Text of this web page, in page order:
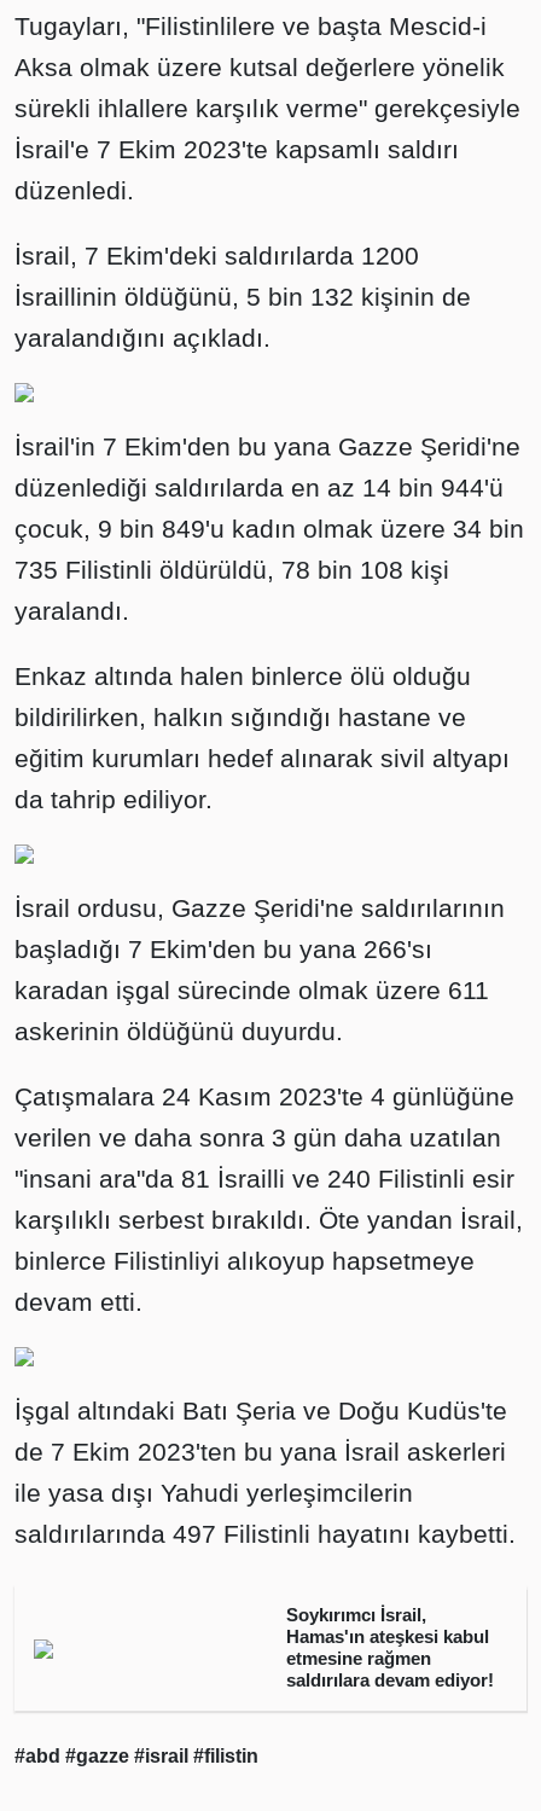
Tugayları, "Filistinlilere ve başta Mescid-i
Aksa olmak üzere kutsal değerlere yönelik
sürekli ihlallere karşılık verme" gerekçesiyle
İsrail'e 7 Ekim 2023'te kapsamlı saldırı
düzenledi.
İsrail, 7 Ekim'deki saldırılarda 1200
İsraillinin öldüğünü, 5 bin 132 kişinin de
yaralandığını açıkladı.
İsrail'in 7 Ekim'den bu yana Gazze Şeridi'ne
düzenlediği saldırılarda en az 14 bin 944'ü
çocuk, 9 bin 849'u kadın olmak üzere 34 bin
735 Filistinli öldürüldü, 78 bin 108 kişi
yaralandı.
Enkaz altında halen binlerce ölü olduğu
bildirilirken, halkın sığındığı hastane ve
eğitim kurumları hedef alınarak sivil altyapı
da tahrip ediliyor.
İsrail ordusu, Gazze Şeridi'ne saldırılarının
başladığı 7 Ekim'den bu yana 266'sı
karadan işgal sürecinde olmak üzere 611
askerinin öldüğünü duyurdu.
Çatışmalara 24 Kasım 2023'te 4 günlüğüne
verilen ve daha sonra 3 gün daha uzatılan
"insani ara"da 81 İsrailli ve 240 Filistinli esir
karşılıklı serbest bırakıldı. Öte yandan İsrail,
binlerce Filistinliyi alıkoyup hapsetmeye
devam etti.
İşgal altındaki Batı Şeria ve Doğu Kudüs'te
de 7 Ekim 2023'ten bu yana İsrail askerleri
ile yasa dışı Yahudi yerleşimcilerin
saldırılarında 497 Filistinli hayatını kaybetti.
Soykırımcı İsrail,
Hamas'ın ateşkesi kabul
etmesine rağmen
saldırılara devam ediyor!
#abd #gazze #israil #filistin